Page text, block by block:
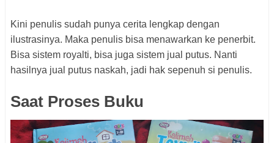
Kini penulis sudah punya cerita lengkap dengan
ilustrasinya. Maka penulis bisa menawarkan ke penerbit.
Bisa sistem royalti, bisa juga sistem jual putus. Nanti
hasilnya jual putus naskah, jadi hak sepenuh si penulis.
Saat Proses Buku